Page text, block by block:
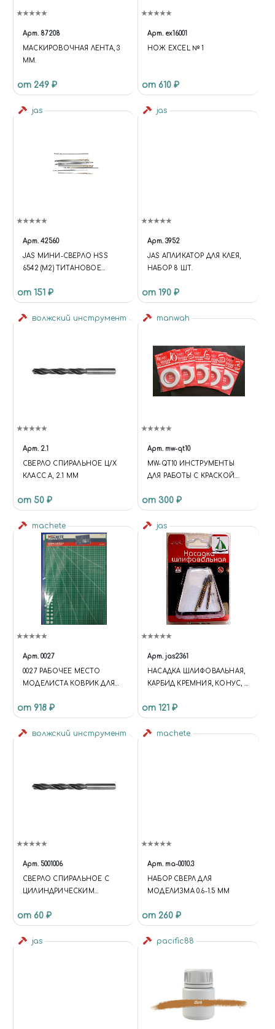
Арт. 87208
МАСКИРОВОЧНАЯ ЛЕНТА, 3
ММ.
от 249 ₽
Арт. ex16001
НОЖ EXCEL № 1
от 610 ₽
jas
Арт. 42560
JAS МИНИ-СВЕРЛО HSS
6542 (M2) ТИТАНОВОЕ
от 151 ₽
jas
Арт. 3952
JAS АПЛИКАТОР ДЛЯ КЛЕЯ,
НАБОР 8 ШТ.
от 190 ₽
волжский инструмент
Арт. 2.1
СВЕРЛО СПИРАЛЬНОЕ Ц/Х
КЛАСС А, 2.1 ММ
от 50 ₽
manwah
Арт. mw-qt10
MW-QT10 ИНСТРУМЕНТЫ
ДЛЯ РАБОТЫ С КРАСКОЙ
ЛЕНТА 10ММ*18М
от 300 ₽
machete
Арт. 0027
0027 РАБОЧЕЕ МЕСТО
МОДЕЛИСТА КОВРИК ДЛЯ
от 918 ₽
jas
Арт. jas2361
НАСАДКА ШЛИФОВАЛЬНАЯ,
КАРБИД КРЕМНИЯ, КОНУС, 3
от 121 ₽
волжский инструмент
Арт. 5001006
СВЕРЛО СПИРАЛЬНОЕ С
ЦИЛИНДРИЧЕСКИМ
от 60 ₽
machete
Арт. ma-0010.3
НАБОР СВЕРЛ ДЛЯ
МОДЕЛИЗМА 0.6-1.5 ММ
от 260 ₽
jas pacific88